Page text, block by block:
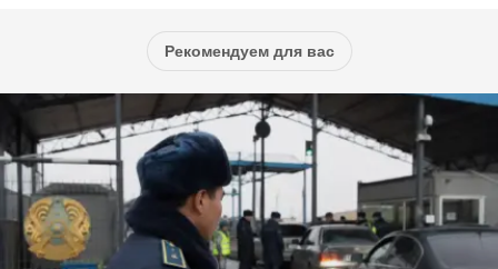
Рекомендуем для вас